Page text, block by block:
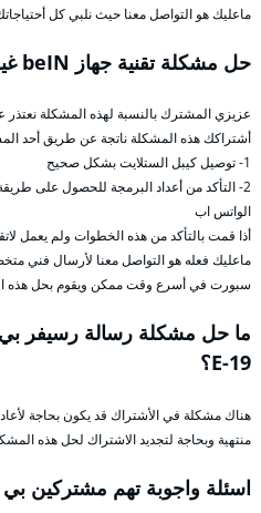
ماعليك هو التواصل معنا حيث نلبي كل
حل مشكلة تقنية جهاز beIN غير قادر على تلقي الأشارة ؟
عزيزي المشترك بالنسبة لهذه المشكلة نعتذر
أشتراكك هذه المشكلة ناتجة عن طريق أحد
1- توصيل كيبل الستلايت بشكل صحيح
2- التأكد من أعداد البرمجة للحصول على
الواتس اب
أذا قمت بالتأكد من هذه الخطوات ولم يعمل
ماعليك فعله هو التواصل معنا لأرسال فني
سبورت في أسرع وقت ممكن ويقوم بحل هذه
ما حل مشكلة رسالة رسيفر
E-19؟
هناك مشكلة في الأشتراك قد يكون بحاجة
منتهية وبحاجة لتجديد الاشتراك لحل هذه المشكلة
اسئلة واجوبة تهم مشتركين